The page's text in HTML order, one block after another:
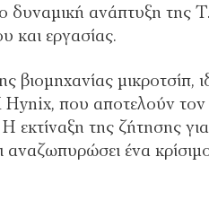
δυναµική ανάπτυξη της
και εργασίας.
µικροτσίπ,
Hynix, που αποτελούν
της ζήτησης για
αναζωπυρώσει ένα